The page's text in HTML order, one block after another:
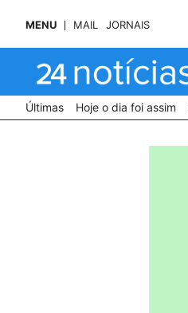
MENU MAIL JORNAIS
Últimas Hoje o dia foi assim